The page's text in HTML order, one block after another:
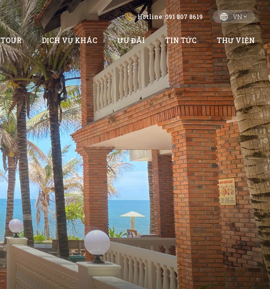
Hotline: 091 807 8619 VN
TOUR DỊCH VỤ KHÁC ƯU ĐÃI TIN TỨC THƯ VIỆN